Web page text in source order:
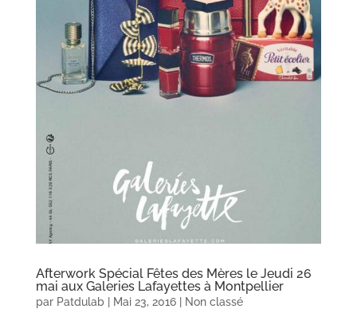
Afterwork Spécial Fêtes des Mères le Jeudi 26
mai aux Galeries Lafayettes à Montpellier
par Patdulab| Mai 23, 2016| Non classé